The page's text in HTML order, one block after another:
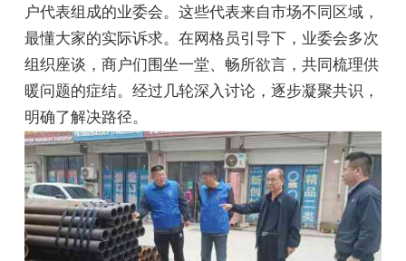
户代表组成的业委会。这些代表来自市场不同区域，
最懂大家的实际诉求。在网格员引导下，业委会多次
组织座谈，商户们围坐一堂、畅所欲言，共同梳理供
暖问题的症结。经过几轮深入讨论，逐步凝聚共识，
明确了解决路径。